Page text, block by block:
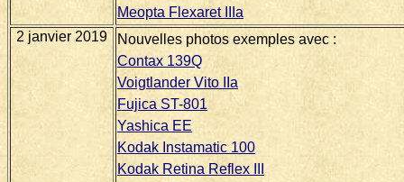
Meopta Flexaret IIIa
2 janvier 2019
Nouvelles photos exemples avec :
Contax 139Q
Voigtlander Vito IIa
Fujica ST-801
Yashica EE
Kodak Instamatic 100
Kodak Retina Reflex III